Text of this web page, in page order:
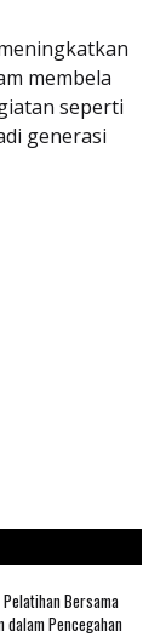
membela
seperti
generasi
Bersama
dalam Pencegahan